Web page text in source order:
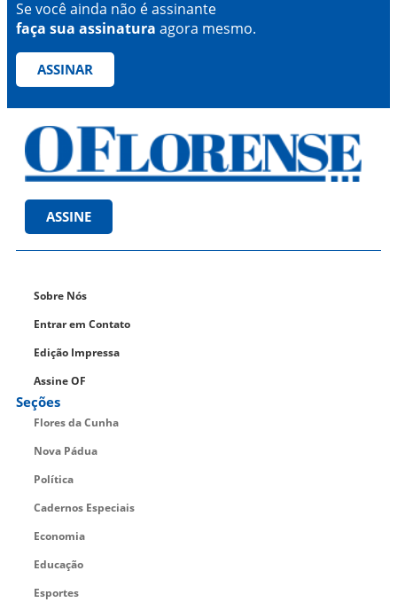
Se você ainda não é assinante
faça sua assinatura agora mesmo.
ASSINAR
ASSINE
Sobre Nós
Entrar em Contato
Edição Impressa
Assine OF
Seções
Flores da Cunha
Nova Pádua
Política
Cadernos Especiais
Economia
Educação
Esportes